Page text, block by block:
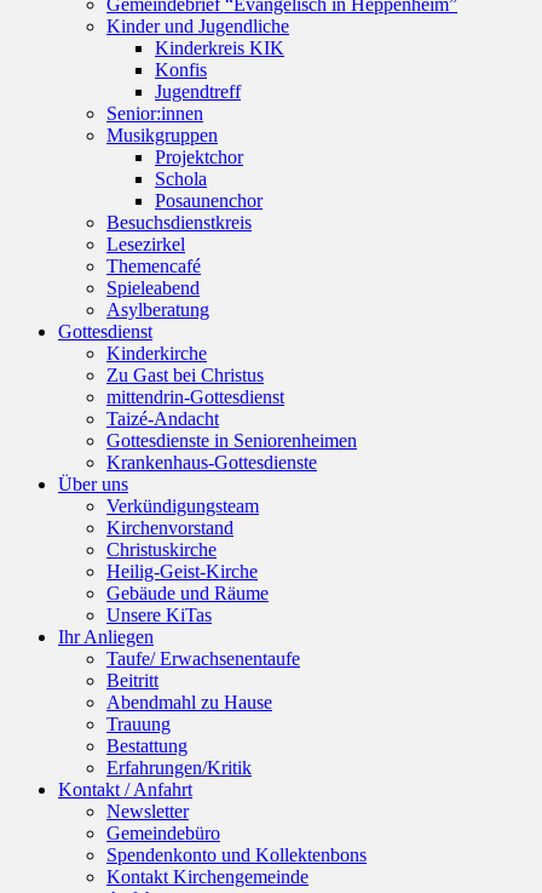
Kinder und Jugendliche
Kinderkreis KIK
Konfis
Jugendtreff
Senior:innen
Musikgruppen
Projektchor
Schola
Posaunenchor
Besuchsdienstkreis
Lesezirkel
Themencafé
Spieleabend
Asylberatung
Gottesdienst
Kinderkirche
Zu Gast bei Christus
mittendrin-Gottesdienst
Taizé-Andacht
Gottesdienste in Seniorenheimen
Krankenhaus-Gottesdienste
Über uns
Verkündigungsteam
Kirchenvorstand
Christuskirche
Heilig-Geist-Kirche
Gebäude und Räume
Unsere KiTas
Ihr Anliegen
Taufe/ Erwachsenentaufe
Beitritt
Abendmahl zu Hause
Trauung
Bestattung
Erfahrungen/Kritik
Kontakt / Anfahrt
Newsletter
Gemeindebüro
Spendenkonto und Kollektenbons
Kontakt Kirchengemeinde